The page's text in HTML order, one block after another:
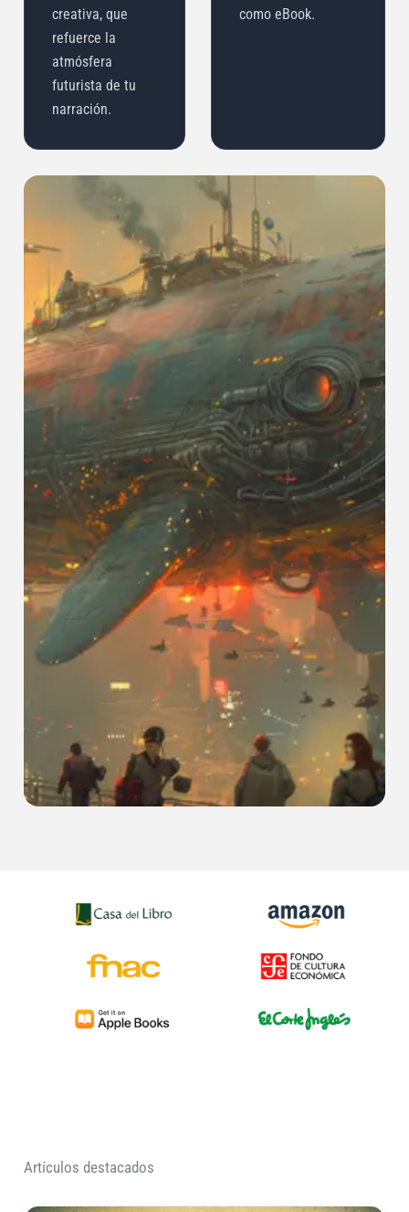
creativa, que
refuerce la
atmósfera
futurista de tu
narración.
como eBook.
Casa del Libro — librería onlineAmazon —
FNAC — librería y tecnologíaFondo —
Apple Books — libros digitalesEl Corte
Artículos destacados